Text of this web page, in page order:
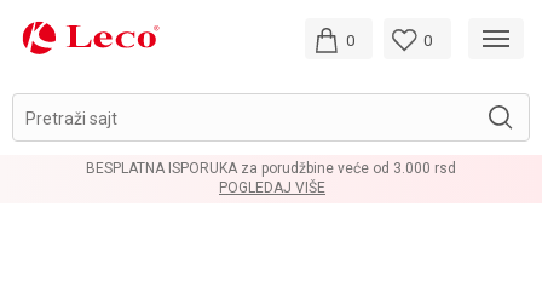
Pretraži sajt
0 0
BESPLATNA ISPORUKA za porudžbine veće od 3.000 rsd
POGLEDAJ VIŠE